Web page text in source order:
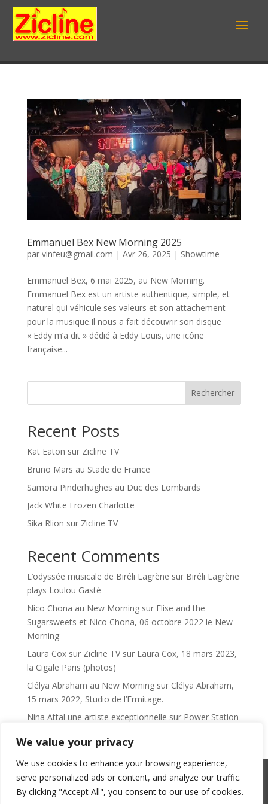
We value your privacy
We use cookies to enhance your browsing experience,
serve personalized ads or content, and analyze our traffic.
By clicking "Accept All", you consent to our use of cookies.
Emmanuel Bex New Morning 2025
par vinfeu@gmail.com | Avr 26, 2025 | Showtime
Emmanuel Bex, 6 mai 2025, au New Morning.
Emmanuel Bex est un artiste authentique, simple, et
naturel qui véhicule ses valeurs et son attachement
pour la musique.Il nous a fait découvrir son disque
« Eddy m’a dit » dédié à Eddy Louis, une icône
française...
Rechercher
Recent Posts
Kat Eaton sur Zicline TV
Bruno Mars au Stade de France
Samora Pinderhughes au Duc des Lombards
Jack White Frozen Charlotte
Sika Rlion sur Zicline TV
Recent Comments
L’odyssée musicale de Biréli Lagrène sur Biréli Lagrène
plays Loulou Gasté
Nico Chona au New Morningsur Elise and the
Sugarsweets et Nico Chona, 06 octobre 2022 le New
Morning
Laura Cox sur Zicline TVsur Laura Cox, 18 mars 2023,
la Cigale Paris (photos)
Clélya Abraham au New Morningsur Clélya Abraham,
15 mars 2022, Studio de l’Ermitage.
Nina Attal une artiste exceptionnelle sur Power Station
SACEM : 101735096 – ©Copyright Zicline 1998 –